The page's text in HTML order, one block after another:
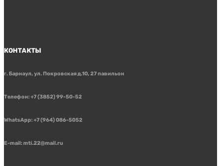
КОНТАКТЫ
г. Барнаул, ул. Покровская д.10, 27 павильон
Телефон: +7 (3852) 99-50-52
WhatsApp: +7 (964) 086-5052
E-mail: mti.22@mail.ru